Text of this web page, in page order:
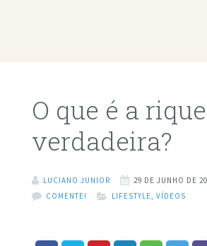
O que é a
verdadeira?
LUCIANO JUNIOR
29 DE JUNHO DE
COMENTE!
LIFESTYLE VÍDEOS